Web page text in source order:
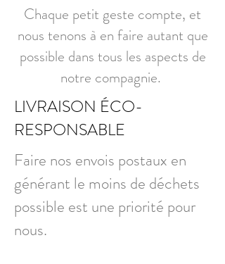
Chaque petit geste compte, et
nous tenons à en faire autant que
possible dans tous les aspects de
notre compagnie.
LIVRAISON ÉCO-
RESPONSABLE
Faire nos envois postaux en
générant le moins de déchets
possible est une priorité pour
nous.